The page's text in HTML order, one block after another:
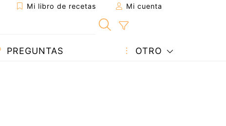
Mi libro de recetas Mi cuenta
PREGUNTAS OTRO